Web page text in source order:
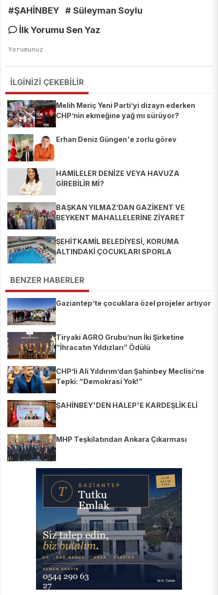
#ŞAHİNBEY # Süleyman Soylu
İlk Yorumu Sen Yaz
İLGİNİZİ ÇEKEBİLİR
Melih Meriç Yeni Parti’yi dizayn ederken
CHP’nin ekmeğine yağ mı sürüyor?
Erhan Deniz Güngen'e zorlu görev
HAMİLELER DENİZE VEYA HAVUZA
GİREBİLİR Mİ?
BAŞKAN YILMAZ’DAN GAZİKENT VE
BEYKENT MAHALLELERİNE ZİYARET
ŞEHİTKAMİL BELEDİYESİ, KORUMA
ALTINDAKİ ÇOCUKLARI SPORLA
BENZER HABERLER
Gaziantep’te çocuklara özel projeler artıyor
Tiryaki AGRO Grubu’nun İki Şirketine
“İhracatın Yıldızları” Ödülü
CHP’li Ali Yıldırım’dan Şahinbey Meclisi’ne
Tepki: “Demokrasi Yok!”
ŞAHİNBEY'DEN HALEP'E KARDEŞLİK ELİ
MHP Teşkilatından Ankara Çıkarması